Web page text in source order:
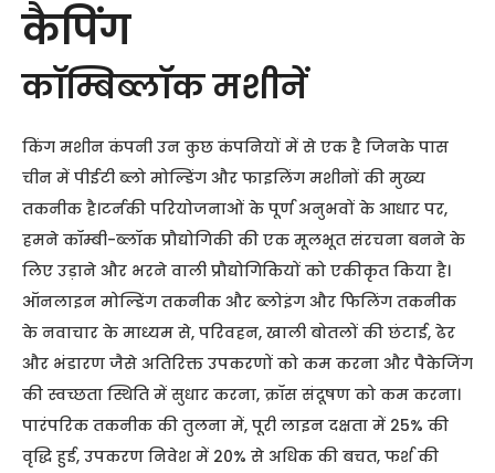
कैपिंग
कॉम्बिब्लॉक मशीनें
किंग मशीन कंपनी उन कुछ कंपनियों में से एक है जिनके पास
चीन में पीईटी ब्लो मोल्डिंग और फाइलिंग मशीनों की मुख्य
तकनीक है।टर्नकी परियोजनाओं के पूर्ण अनुभवों के आधार पर,
हमने कॉम्बी-ब्लॉक प्रौद्योगिकी की एक मूलभूत संरचना बनने के
लिए उड़ाने और भरने वाली प्रौद्योगिकियों को एकीकृत किया है।
ऑनलाइन मोल्डिंग तकनीक और ब्लोइंग और फिलिंग तकनीक
के नवाचार के माध्यम से, परिवहन, खाली बोतलों की छंटाई, ढेर
और भंडारण जैसे अतिरिक्त उपकरणों को कम करना और पैकेजिंग
की स्वच्छता स्थिति में सुधार करना, क्रॉस संदूषण को कम करना।
पारंपरिक तकनीक की तुलना में, पूरी लाइन दक्षता में 25% की
वृद्धि हुई, उपकरण निवेश में 20% से अधिक की बचत, फर्श की